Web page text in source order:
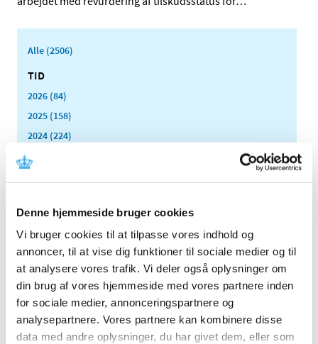
Denne hjemmeside bruger cookies
Vi bruger cookies til at tilpasse vores indhold og
annoncer, til at vise dig funktioner til sociale medier og til
at analysere vores trafik. Vi deler også oplysninger om
din brug af vores hjemmeside med vores partnere inden
for sociale medier, annonceringspartnere og
analysepartnere. Vores partnere kan kombinere disse
data med andre oplysninger, du har givet dem, eller som
Alle (2506)
TID
2026 (84)
2025 (158)
2024 (224)
2020 (263)
2019 (159)
2018 (150)
2017 (167)
2016 (167)
2015 (33)
december (4)